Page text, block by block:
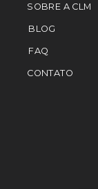
SOBRE A CLM
BLOG
FAQ
CONTATO